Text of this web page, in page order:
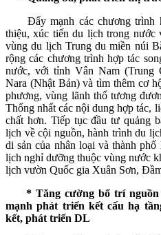
Đẩy mạnh các chương trình
thiệu, xúc tiến du lịch trong
vùng du lịch Trung du miền núi
rộng các chương trình hợp tác
nước, với tỉnh Vân Nam (Trung
Nara (Nhật Bản) và tìm thêm cơ
phương, vùng lãnh thổ tương
Thống nhất cácnội dung hợp tác,
chất hơn. Tiếp tục đầu tư quảng
lịch về cội nguồn, hành trình du
di sản của nhân loại và thành
lịch nghỉ dưỡng thuộc vùng nước
lịch vườn Quốc gia Xuân Sơn,
* Tăng cường bố trí
mạnh phát triển kết cấu hạ
kết, phát triển DL